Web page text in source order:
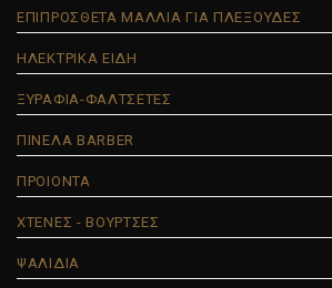
ΕΠΙΠΡΟΣΘΕΤΑ ΜΑΛΛΙΑ ΓΙΑ ΠΛΕΞΟΥΔΕΣ
ΗΛΕΚΤΡΙΚΑ ΕΙΔΗ
ΞΥΡΑΦΙΑ-ΦΑΛΤΣΕΤΕΣ
ΠΙΝΕΛΑ BARBER
ΠΡΟΙΟΝΤΑ
ΧΤΕΝΕΣ - ΒΟΥΡΤΣΕΣ
ΨΑΛΙΔΙΑ